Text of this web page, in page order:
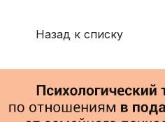
Назад к списку